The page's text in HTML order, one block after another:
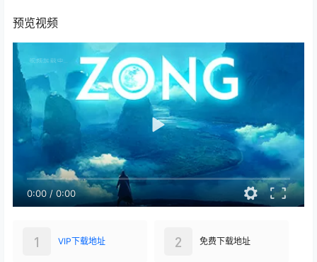
预览视频
0:00 / 0:00
VIP下载地址
1 免费下载地址
2